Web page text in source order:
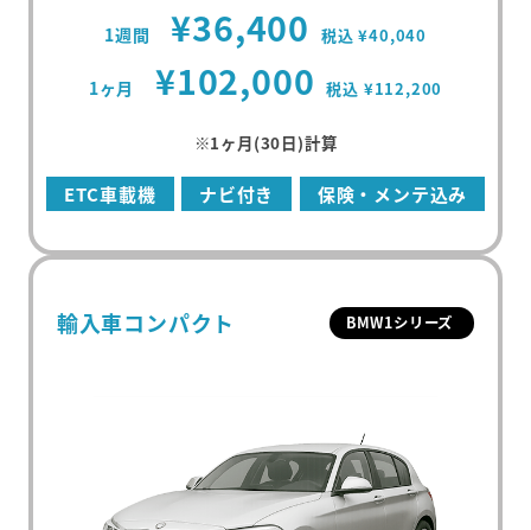
1週間 ¥36,400 税込 ¥40,040
1ヶ月 ¥102,000 税込 ¥112,200
※1ヶ月(30日)計算
ETC車載機 ナビ付き 保険・メンテ込み
輸入車コンパクト BMW1シリーズ